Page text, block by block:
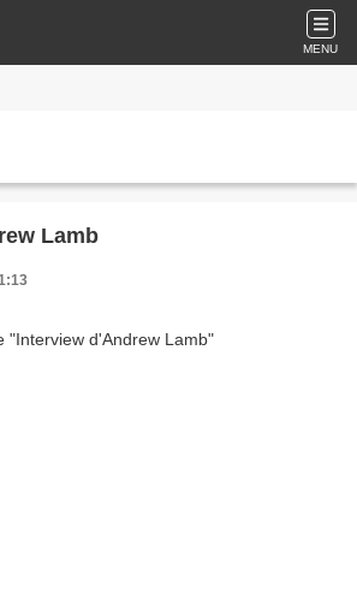
MENU
Lamb